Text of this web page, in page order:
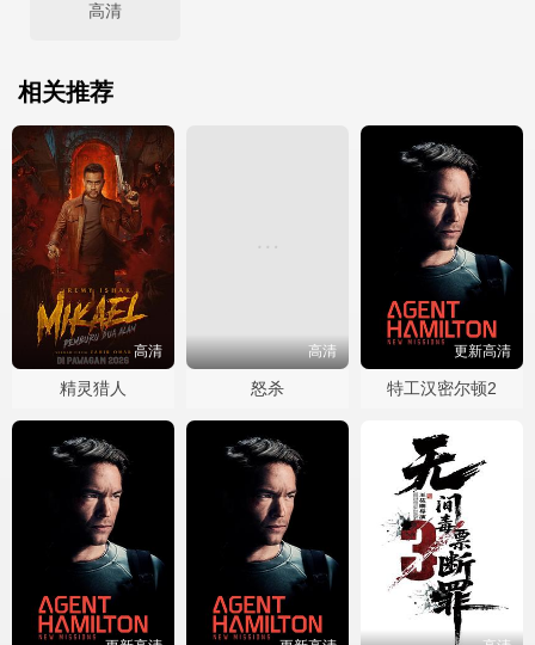
高清
相关推荐
高清
精灵猎人
高清
怒杀
更新高清
特工汉密尔顿2